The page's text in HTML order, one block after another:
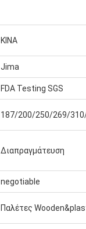
ΚΙΝΑ
Jima
FDA Testing SGS
187/200/250/269/
Διαπραγμάτευση
negotiable
Παλέτες